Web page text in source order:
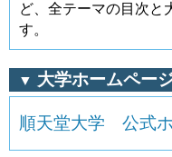
ど、全テーマの目次と
す。
▼ 大学ホームペー
順天堂大学 公式